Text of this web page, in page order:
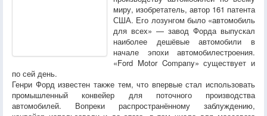
миру, изобретатель, автор 161 патента
США. Его лозунгом было «автомобиль
для всех» — завод Форда выпускал
наиболее дешёвые автомобили в
начале эпохи автомобилестроения.
«Ford Motor Company» существует и
по сей день.
Генри Форд известен также тем, что впервые стал использовать
промышленный конвейер для поточного производства
автомобилей. Вопреки распространённому заблуждению,